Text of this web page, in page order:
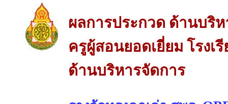
ผลการประกวด ด้านบริ
ครูผู้สอนยอดเยี่ยม โรงเ
ด้านบริหารจัดการ